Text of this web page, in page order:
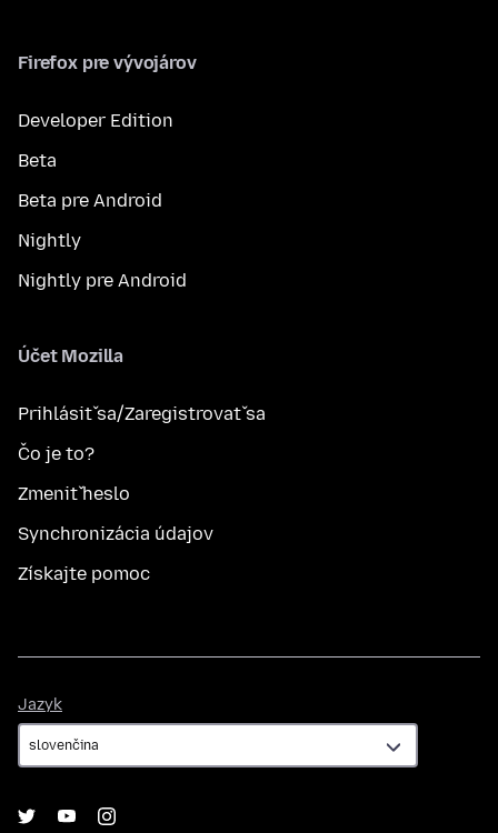
Firefox pre vývojárov
Developer Edition
Beta
Beta pre Android
Nightly
Nightly pre Android
Účet Mozilla
Prihlásiť sa/Zaregistrovať sa
Čo je to?
Zmeniť heslo
Synchronizácia údajov
Získajte pomoc
Jazyk